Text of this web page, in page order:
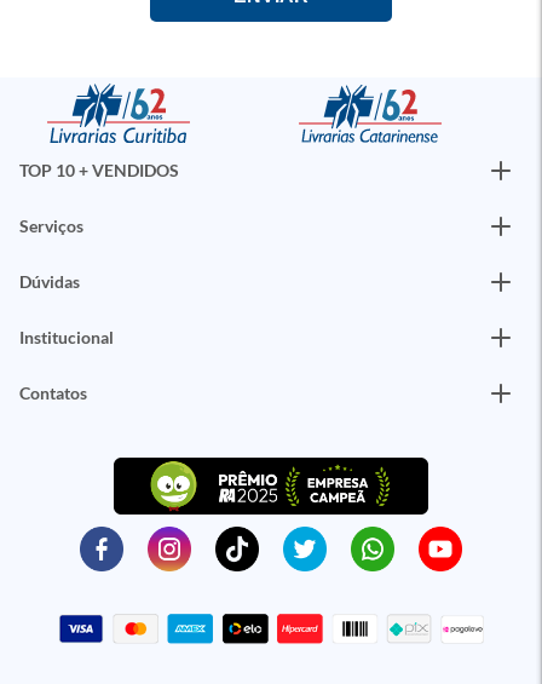
TOP 10 + VENDIDOS
Serviços
Dúvidas
Institucional
Contatos